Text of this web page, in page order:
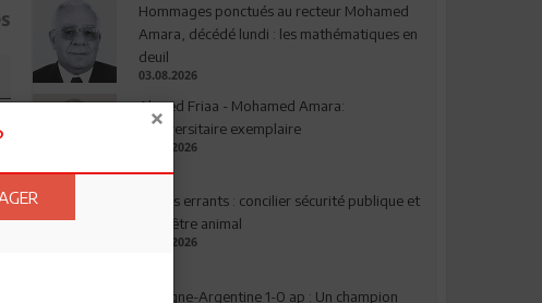
Hommages ponctués au recteur Mohamed
Amara, décédé lundi : les mathématiques en
deuil
03.08.2026
Ahmed Friaa - Mohamed Amara:
l’Universitaire exemplaire
04.08.2026
Chiens errants : concilier sécurité publique et
bien-être animal
17.07.2026
Espagne-Argentine 1-0 ap : Un champion